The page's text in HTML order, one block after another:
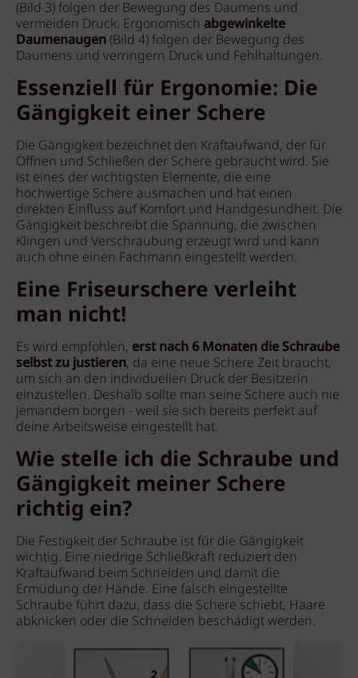
(Bild 3) folgen der Bewegung des Daumens und
vermeiden Druck. Ergonomisch abgewinkelte
Daumenaugen(Bild 4) folgen der Bewegung des
Daumens und verringern Druck und Fehlhaltungen.
Essenziell für Ergonomie: Die
Gängigkeit einer Schere
Die Gängigkeit bezeichnet den Kraftaufwand, der für
Öffnen und Schließen der Schere gebraucht wird. Sie
ist eines der wichtigsten Elemente, die eine
hochwertige Schere ausmachen und hat einen
direkten Einfluss auf Komfort und Handgesundheit. Die
Gängigkeit beschreibt die Spannung, die zwischen
Klingen und Verschraubung erzeugt wird und kann
auch ohne einen Fachmann eingestellt werden.
Eine Friseurschere verleiht
man nicht!
Es wird empfohlen, erst nach 6 Monaten die Schraube
selbst zu justieren, da eine neue Schere Zeit braucht,
um sich an den individuellen Druck der Besitzerin
einzustellen. Deshalb sollte man seine Schere auch nie
jemandem borgen - weil sie sich bereits perfekt auf
deine Arbeitsweise eingestellt hat.
Wie stelle ich die Schraube und
Gängigkeit meiner Schere
richtig ein?
Die Festigkeit der Schraube ist für die Gängigkeit
wichtig. Eine niedrige Schließkraft reduziert den
Kraftaufwand beim Schneiden und damit die
Ermüdung der Hände. Eine falsch eingestellte
Schraube führt dazu, dass die Schere schiebt, Haare
abknicken oder die Schneiden beschädigt werden.